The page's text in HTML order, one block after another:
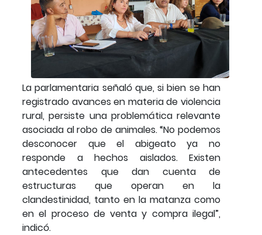
La parlamentaria señaló que, si bien se han
registrado avances en materia de violencia
rural, persiste una problemática relevante
asociada al robo de animales. “No podemos
desconocer que el abigeato ya no
responde a hechos aislados. Existen
antecedentes que dan cuenta de
estructuras que operan en la
clandestinidad, tanto en la matanza como
en el proceso de venta y compra ilegal”,
indicó.